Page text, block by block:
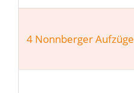
4 Nonnberger Aufzüge